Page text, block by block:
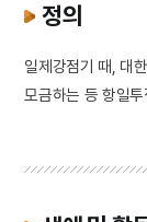
정의
일제강점기 때, 대
모금하는 등 항일